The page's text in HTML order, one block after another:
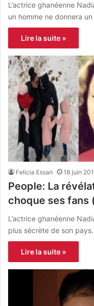
L’actrice ghanéenne
un homme ne donnera
Lire la suite »
Felicia Essan 18 juin
People: La
choque ses fans
L’actrice ghanéenne
plus sécrète de son
Lire la suite »